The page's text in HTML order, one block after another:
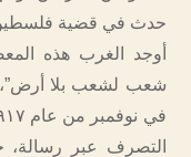
حدث في قضية
أوجد الغرب هذه
شعب لشعب بلا أرض”،
التصرف عبر